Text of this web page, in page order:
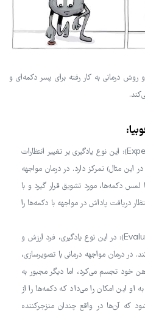
درمانی به کار رفته برای پسر دکمه‌ای و
یادگیری انتظار (Expectancy-learning): این نوع یادگیری بر تغییر انتظارات
مثال) تمرکز دارد. در درمان مواجهه
لمس دکمه‌ها، مورد تشویق قرار گیرد و با
دریافت پاداش در مواجهه با دکمه‌ها را
یادگیری ارزشیابی (Evaluative learning): در این نوع یادگیری، فرد ارزش و
در درمان مواجهه درمانی با تصویرسازی،
خود تجسم می‌کرد، اما دیگر مجبور به
او این امکان را می‌داد که دکمه‌ها را از
که آن‌ها در واقع چندان منزجرکننده